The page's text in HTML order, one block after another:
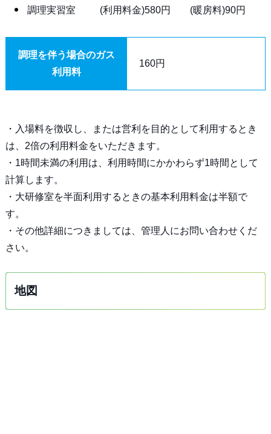
調理実習室 (利用料金)580円 (暖房料)90円
調理を伴う場合のガス
利用料
160円
・入場料を徴収し、または営利を目的として利用するとき
は、2倍の利用料金をいただきます。
・1時間未満の利用は、利用時間にかかわらず1時間として
計算します。
・大研修室を半面利用するときの基本利用料金は半額で
す。
・その他詳細につきましては、管理人にお問い合わせくだ
さい。
地図